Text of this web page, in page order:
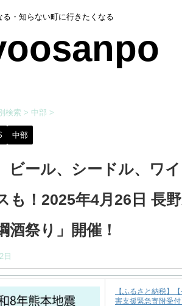
・知らない町に行きたくなる
検索 > 中部 >
中部
ビール、シードル、ワ
も！2025年4月26日 長
酒祭り」開催！
日
【ふるさと納税】
害支援緊急寄附受